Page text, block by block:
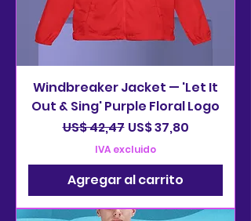
Windbreaker Jacket — 'Let It
Out & Sing' Purple Floral Logo
Precio
US$ 42,47 Precio de oferta
US$ 37,80
IVA excluido
Agregar al carrito